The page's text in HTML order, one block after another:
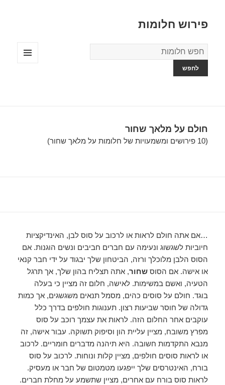
פירוש חלומות
מילון
החלומות
חולם על מלאך שחור
(10 פירושים ומשמעויות של חלומות על מלאך שחור)
…אם אתה חולם לראות או לרכוב על סוס לבן, האינדיקציות
חיוביות לשגשוג ונעימה עם חברים חביבים ונשים הוגנות. אם
הסוס הלבן מלוכלך ורזה, הביטחון שלך יבגוד על ידי חבר קנאי
או אישה. אם הסוסשחור, אתה תצליח בהון שלך, אך תרגל
הטעיה, ואשם במשימות. לאישה, חלום זה מציין כי בעלה
בוגד. חולם על סוסים כהים, מסמל תנאים משגשגים, אך כמות
גדולה של חוסר שביעות רצון. תענוגות חולפים בדרך כלל
עוקבים אחר החלום הזה. לראות את עצמך רוכב על סוס
מפרץ משובח, מציין עליית הון וסיפוק תשוקה. עבור אישה, זה
מנבא התקדמות חשובה. היא תיהנה מדברים חומריים. לרכוב
או לראות סוסים חולפים, מציין קלות ונוחות. לרכוב על סוס
בורח, האינטרסים שלך ייפגעו מטמטום של חבר או מעסיק.
לראות סוס בורח עם אחרים, מציין שתשמע על מחלת חברים.